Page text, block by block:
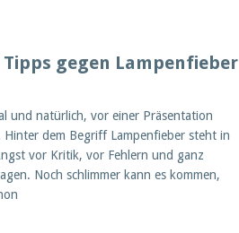
Tipps gegen Lampenfieber
und natürlich, vor einer Präsentation
Hinter dem Begriff Lampenfieber steht in
vor Kritik, vor Fehlern und ganz
Noch schlimmer kann es kommen,